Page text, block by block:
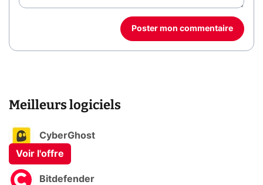
Poster mon commentaire
Meilleurs logiciels
CyberGhost
Voir l'offre
Bitdefender